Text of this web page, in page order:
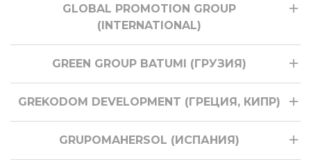
GLOBAL PROMOTION GROUP
(INTERNATIONAL)
GREEN GROUP BATUMI (ГРУЗИЯ)
GREKODOM DEVELOPMENT (ГРЕЦИЯ, КИПР)
GRUPOMAHERSOL (ИСПАНИЯ)